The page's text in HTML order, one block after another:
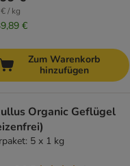
/ kg
€
Zum Warenkorb
hinzufügen
Organic Geflügel
5 x 1 kg